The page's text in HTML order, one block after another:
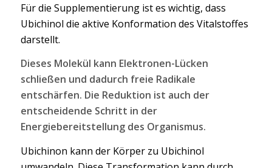
Für die Supplementierung ist es wichtig, dass
Ubichinol die aktive Konformation des Vitalstoffes
darstellt.
Dieses Molekül kann Elektronen-Lücken
schließen und dadurch freie Radikale
entschärfen. Die Reduktion ist auch der
entscheidende Schritt in der
Energiebereitstellung des Organismus.
Ubichinon kann der Körper zu Ubichinol